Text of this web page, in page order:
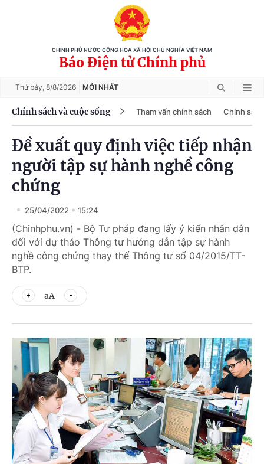
CHÍNH PHỦ NƯỚC CỘNG HÒA XÃ HỘI CHỦ NGHĨA VIỆT NAM
Báo Điện tử Chính phủ
Thứ bảy, 8/8/2026 MỚI NHẤT
Chính sách và cuộc sống Tham vấn chính sách Chính
Đề xuất quy định việc tiếp nhận
người tập sự hành nghề công
chứng
25/04/2022 15:24
(Chinhphu.vn) - Bộ Tư pháp đang lấy ý kiến nhân dân
đối với dự thảo Thông tư hướng dẫn tập sự hành
nghề công chứng thay thế Thông tư số 04/2015/TT-
BTP.
aA